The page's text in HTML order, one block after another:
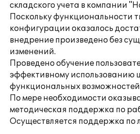
складского учета в компании
Поскольку функциональности
конфигурации оказалось
внедрение произведено без
изменений.
Проведено обучение
эффективному использованию
функциональных
По мере необходимости
методическая поддержка по
Осуществляется поддержка по